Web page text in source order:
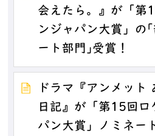
会えたら。』が「第
ンジャパン大賞」の
ート部門｣受賞！
ドラマ『アンメット
日記』が「第15回ロ
パン大賞」ノミネー